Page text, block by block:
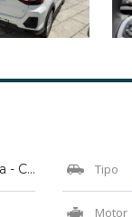
Tegucigalpa - Colonia El Prado Tipo
Motor